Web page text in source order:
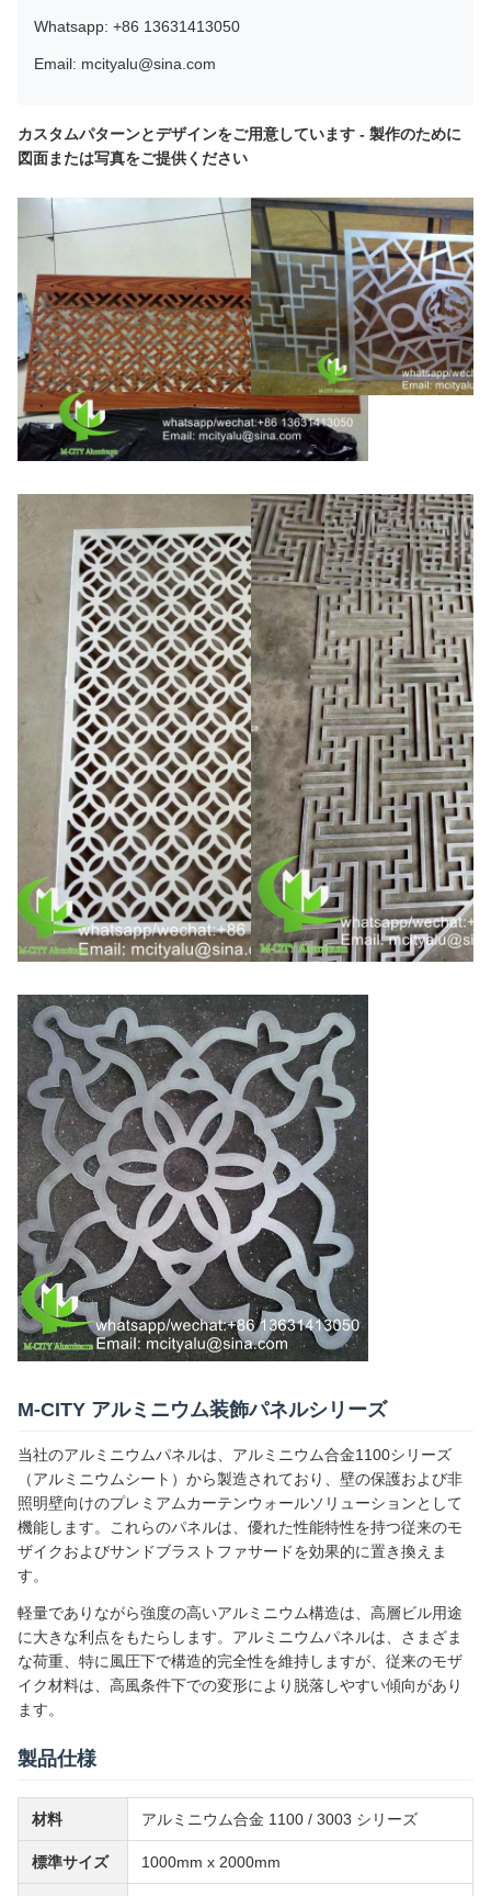
Whatsapp: +86 13631413050
Email: mcityalu@sina.com
カスタムパターンとデザインをご用意しています - 製作のために
図面または写真をご提供ください
M-CITY アルミニウム装飾パネルシリーズ
当社のアルミニウムパネルは、アルミニウム合金1100シリーズ
（アルミニウムシート）から製造されており、壁の保護および非
照明壁向けのプレミアムカーテンウォールソリューションとして
機能します。これらのパネルは、優れた性能特性を持つ従来のモ
ザイクおよびサンドブラストファサードを効果的に置き換えま
す。
軽量でありながら強度の高いアルミニウム構造は、高層ビル用途
に大きな利点をもたらします。アルミニウムパネルは、さまざま
な荷重、特に風圧下で構造的完全性を維持しますが、従来のモザ
イク材料は、高風条件下での変形により脱落しやすい傾向があり
ます。
製品仕様
材料 アルミニウム合金 1100 / 3003 シリーズ
標準サイズ 1000mm x 2000mm